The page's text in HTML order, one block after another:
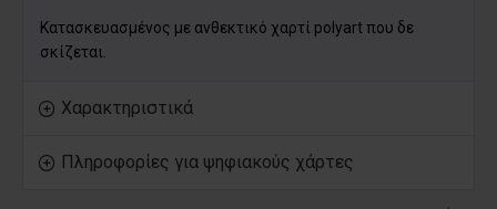
Κατασκευασμένος με ανθεκτικό χαρτί polyart που δε
σκίζεται.
Χαρακτηριστικά
Πληροφορίες για ψηφιακούς χάρτες